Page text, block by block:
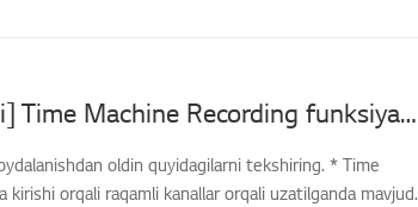
[LG TV Vaqt Mashinasi] Time Machine Recording funksiyasidan qanday foydalanishim mumkin?
oldin quyidagilarni tekshiring. * Time
orqali raqamli kanallar orqali uzatilganda mavjud.